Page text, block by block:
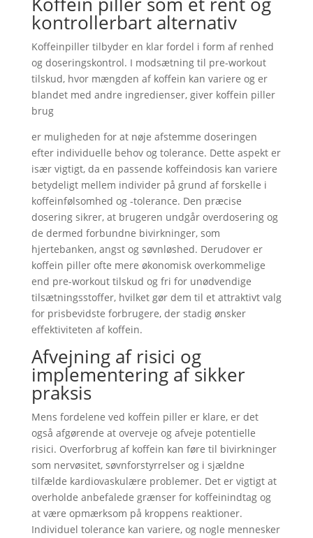
kontrollerbart alternativ
Koffeinpiller tilbyder en klar fordel i form af renhed
og doseringskontrol. I modsætning til pre-workout
tilskud, hvor mængden af koffein kan variere og er
blandet med andre ingredienser, giver koffein piller
brug
er muligheden for at nøje afstemme doseringen
efter individuelle behov og tolerance. Dette aspekt er
især vigtigt, da en passende koffeindosis kan variere
betydeligt mellem individer på grund af forskelle i
koffeinfølsomhed og -tolerance. Den præcise
dosering sikrer, at brugeren undgår overdosering og
de dermed forbundne bivirkninger, som
hjertebanken, angst og søvnløshed. Derudover er
koffein piller ofte mere økonomisk overkommelige
end pre-workout tilskud og fri for unødvendige
tilsætningsstoffer, hvilket gør dem til et attraktivt valg
for prisbevidste forbrugere, der stadig ønsker
effektiviteten af koffein.
Afvejning af risici og
implementering af sikker
praksis
Mens fordelene ved koffein piller er klare, er det
også afgørende at overveje og afveje potentielle
risici. Overforbrug af koffein kan føre til bivirkninger
som nervøsitet, søvnforstyrrelser og i sjældne
tilfælde kardiovaskulære problemer. Det er vigtigt at
overholde anbefalede grænser for koffeinindtag og
at være opmærksom på kroppens reaktioner.
Individuel tolerance kan variere, og nogle mennesker